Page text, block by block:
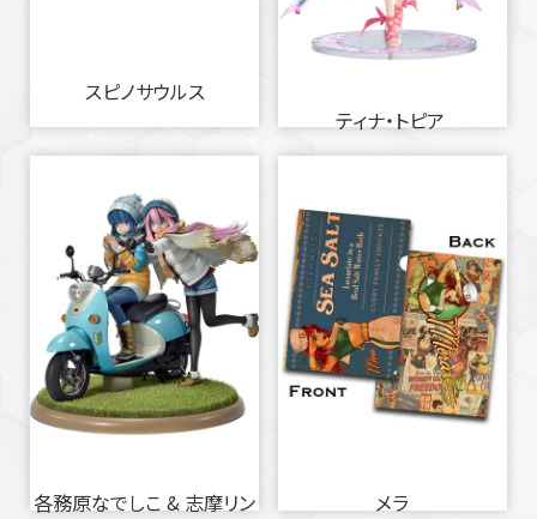
スピノサウルス
ティナ・トピア
各務原なでしこ & 志摩リン メラ